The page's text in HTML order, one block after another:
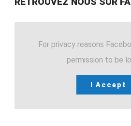
For privacy reasons
permission to be
I Accept